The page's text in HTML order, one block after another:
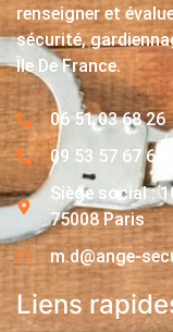
renseigner et
sécurité,
Île De France.
06 51 03 68 26
09 53 57 67 63
Siège social :
75008 Paris
m.d@ange-
Liens